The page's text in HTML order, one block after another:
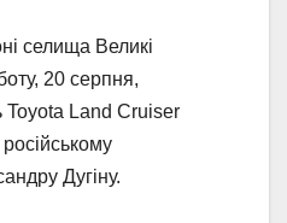
селища Великі
20 серпня,
Toyota Land Cruiser
Дугіну.